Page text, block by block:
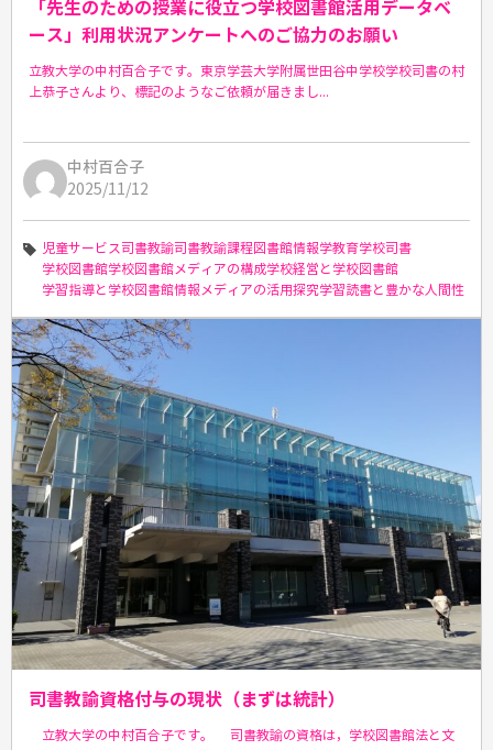
「先生のための授業に役立つ学校図書館活用データベ
ース」利用状況アンケートへのご協力のお願い
立教大学の中村百合子です。東京学芸大学附属世田谷中学校学校司書の村
上恭子さんより、標記のようなご依頼が届きまし...
中村百合子
2025/11/12
児童サービス 司書教諭司書教諭課程図書館情報学教育学校司書
学校図書館学校図書館メディアの構成学校経営と学校図書館
学習指導と学校図書館情報メディアの活用探究学習読書と豊かな人間性
司書教諭資格付与の現状（まずは統計）
立教大学の中村百合子です。 司書教諭の資格は，学校図書館法と文